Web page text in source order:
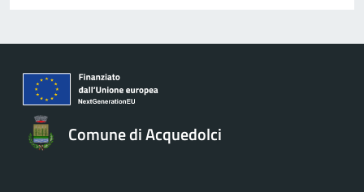
Comune di Acquedolci